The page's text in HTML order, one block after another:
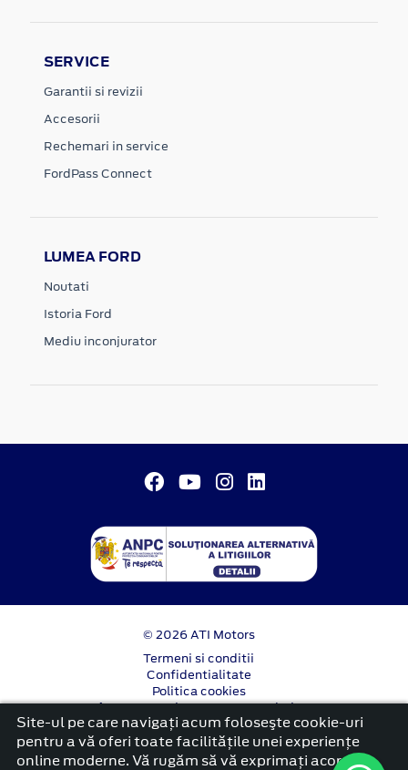
SERVICE
Garantii si revizii
Accesorii
Rechemari in service
FordPass Connect
LUMEA FORD
Noutati
Istoria Ford
Mediu inconjurator
© 2026 ATI Motors
Termeni si conditii
Confidentialitate
Politica cookies
Anunț începere proiect ”PNRR. Fonduri pentru
România modernă și reformată”.
platformă dezvoltată de Workleto
Site-ul pe care navigați acum foloseşte cookie-uri
pentru a vă oferi toate facilitățile unei experiențe
online moderne. Vă rugăm să vă exprimați acordul